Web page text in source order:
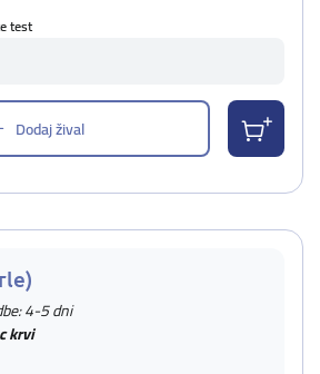
test
Dodaj žival
4-5 dni
krvi